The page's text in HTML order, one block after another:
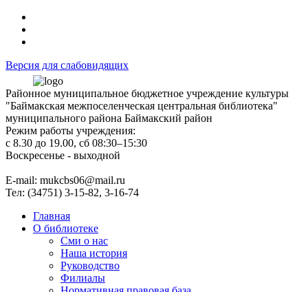
Версия для слабовидящих
Районное муниципальное бюджетное учреждение культуры
"Баймакская межпоселенческая центральная библиотека"
муниципального района Баймакский район
Режим работы учреждения:
с 8.30 до 19.00, сб 08:30–15:30
Воскресенье - выходной
Е-mail: mukcbs06@mail.ru
Тел: (34751) 3-15-82, 3-16-74
Главная
О библиотеке
Сми о нас
Наша история
Руководство
Филиалы